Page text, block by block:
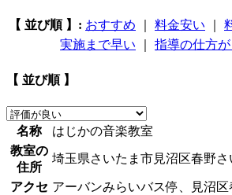
【 並び順 】: おすすめ 料金安い
実施まで早い
指導の仕方
【 並び順 】
名称
はじかの音楽教室
教室の
住所
埼玉県さいたま市見沼区春野
アクセ アーバンみらいバス停、見沼